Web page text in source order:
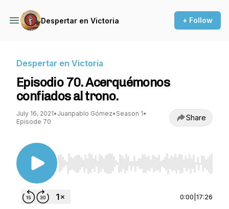
Despertar en Victoria + Follow
Despertar en Victoria
Episodio 70. Acerquémonos
confiados al trono.
July 16, 2021• Juanpablo Gómez• Season 1•
Episode 70
Share
Use Left/Right to seek, Home/End to jump to
0:00 17:26